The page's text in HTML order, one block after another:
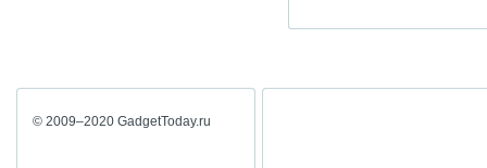
© 2009–2020 GadgetToday.ru